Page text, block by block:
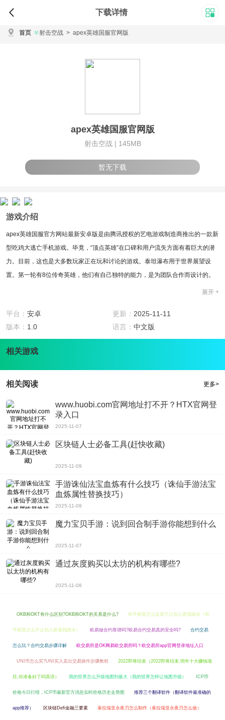
下载详情
首页 射击空战 > apex英雄国服官网版
apex英雄国服官网版
射击空战 | 145MB
暂无下载
游戏介绍
apex英雄国服官方网站最新安卓版是由腾讯授权的艺电游戏制造商推出的一款新
型吃鸡大逃亡手机游戏。毕竟，“顶点英雄”在口碑和用户流失方面有着巨大的潜
力。目前，这也是大多数玩家正在玩和讨论的游戏。泰坦瀑布用于世界展望设
置。第一轮有8位传奇英雄，他们有自己独特的能力，是为团队合作而设计的。
1、apex英雄国服官方网站最新安卓版是由腾讯和艺电游戏制造商推出的正版授
权新大逃亡射击手机游戏;
2、游戏背景设定在泰坦天堂2之后30年，融合了泰坦的许多元素和特点;
3、作为一个大型的逃跑游戏，你必须拿起武器和装备，游戏区域正在缩小。这
1、apex英雄国服官方网站最新安卓版是一款革命性的第一人称射击游戏，以免
费吃鸡肉和逃跑杀人闻名，游戏更加刺激和有趣;
2、游戏背景遵循泰坦瀑布的世界观，不会有泰坦，但它包含了许多游戏元素和
特点;
3、首发阵容中有8位传奇英雄，每个人都有自己独特的能力和团队精神，每个人
都有自己的个性、力量和技能。
有点不习惯，但在多演奏几盘并掌握它之后，仍然很酷;惩罚很轻。当你倒下时，
你可以帮助你的队友，当你死去时，你可以复活你的队友。这也是传统吃鸡肉游
戏的亮点。
展开 +
平台： 安卓 更新： 2025-11-11
版本： 1.0 语言： 中文版
相关游戏
相关阅读 更多>
www.huobi.com官网地址打不开？HTX官网登
录入口
2025-11-07
区块链人士必备工具(赶快收藏)
2025-11-09
手游诛仙法宝血炼有什么技巧（诛仙手游法宝
血炼属性替换技巧）
2025-11-09
魔力宝贝手游：说到回合制手游你能想到什么
2025-11-07
通过灰度购买以太坊的机构有哪些?
2025-11-08
OKB和OKT有什么区别?OKB和OKT的关系是什么? 和平精英怎么设置不让别人跟我跳伞（和
平精英怎么不让别人跟着我跳伞） 欧易做合约靠谱吗?欧易合约交易真的安全吗? 合约交易
怎么玩？合约交易步骤详解 欧交易所是OK网易欧交易所吗？欧交易所app官网登录地址入口
UNI币怎么买?UNI买入卖出交易操作步骤教程 2022即将结束（2022即将结束,明年十大赚钱项
目,你准备好了吗英语） 我的世界怎么升级地图到最大（我的世界怎样让地图升级） ICP币
价格今日行情，ICP币最新官方消息实时价格历史走势图 推荐三个翻译软件（翻译软件最准确的
app推荐） 区块链Defi金融三要素 泰拉瑞亚永夜刃怎么制作（泰拉瑞亚永夜刃怎么做）